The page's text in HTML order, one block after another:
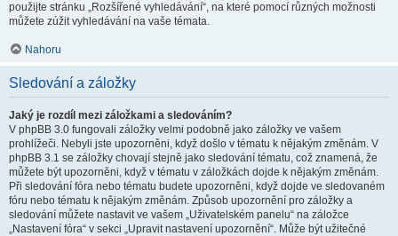
použijte stránku „Rozšířené vyhledávání“, na které pomocí různých možnosti
můžete zúžit vyhledávání na vaše témata.
Nahoru
Sledování a záložky
Jaký je rozdíl mezi záložkami a sledováním?
V phpBB 3.0 fungovali záložky velmi podobně jako záložky ve vašem
prohlížeči. Nebyli jste upozorněni, když došlo v tématu k nějakým změnám. V
phpBB 3.1 se záložky chovají stejně jako sledování tématu, což znamená, že
můžete být upozorněni, když v tématu v záložkách dojde k nějakým změnám.
Při sledování fóra nebo tématu budete upozorněni, když dojde ve sledovaném
fóru nebo tématu k nějakým změnám. Způsob upozornění pro záložky a
sledování můžete nastavit ve vašem „Uživatelském panelu“ na záložce
„Nastavení fóra“ v sekci „Upravit nastavení upozornění“. Může být užitečné